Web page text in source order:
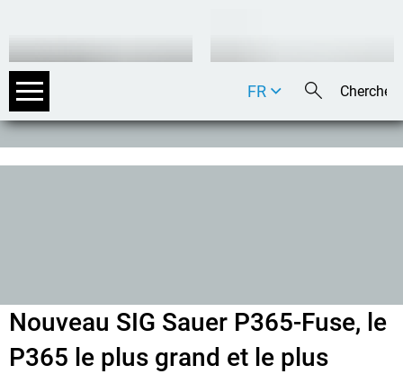
DE
FR
IT
Nouveau SIG Sauer P365-Fuse, le
P365 le plus grand et le plus